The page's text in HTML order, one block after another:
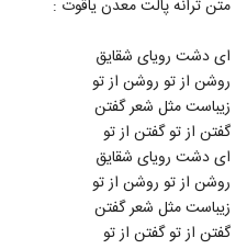
4268
4269
4270
متن ترانه پالت معدن یاقوت :
ای دشت رویای شقایق
روشن از تو روشن از تو
زیباست مثل شعر گفتن
گفتن از تو گفتن از تو
ای دشت رویای شقایق
روشن از تو روشن از تو
زیباست مثل شعر گفتن
گفتن از تو گفتن از تو